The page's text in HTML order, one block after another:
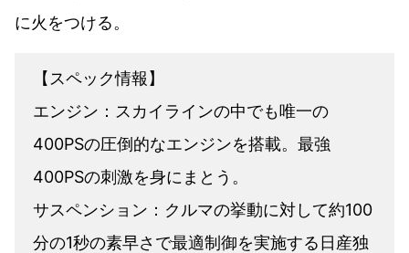
に火をつける。
【スペック情報】
エンジン：スカイラインの中でも唯一の
400PSの圧倒的なエンジンを搭載。最強
400PSの刺激を身にまとう。
サスペンション：クルマの挙動に対して約100
分の1秒の素早さで最適制御を実施する日産独